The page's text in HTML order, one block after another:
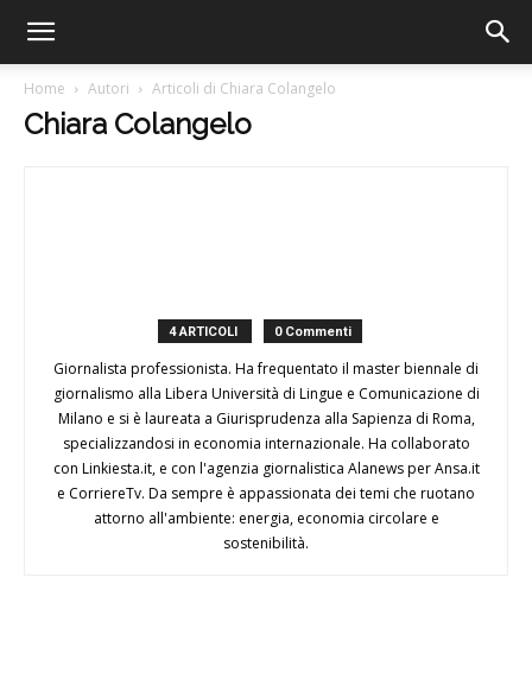
Home Autori Articoli di Chiara Colangelo
Chiara Colangelo
4 ARTICOLI 0 Commenti
Giornalista professionista. Ha frequentato il master biennale di
giornalismo alla Libera Università di Lingue e Comunicazione di
Milano e si è laureata a Giurisprudenza alla Sapienza di Roma,
specializzandosi in economia internazionale. Ha collaborato
con Linkiesta.it, e con l'agenzia giornalistica Alanews per Ansa.it
e CorriereTv. Da sempre è appassionata dei temi che ruotano
attorno all'ambiente: energia, economia circolare e
sostenibilità.